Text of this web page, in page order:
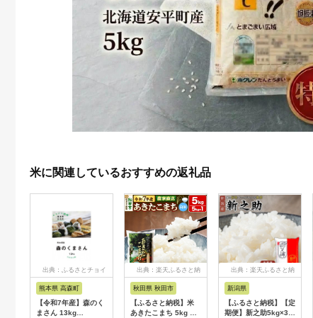
米に関連しているおすすめの返礼品
出典：ふるさとチョイ
熊本県 高森町
【令和7年産】森のく
まさん 13kg
出典：楽天ふるさと納
秋田県 秋田市
【ふるさと納税】米
あきたこまち 5kg 令
出典：楽天ふるさと納
新潟県
【ふるさと納税】【定
期便】新之助5kg×3ヶ